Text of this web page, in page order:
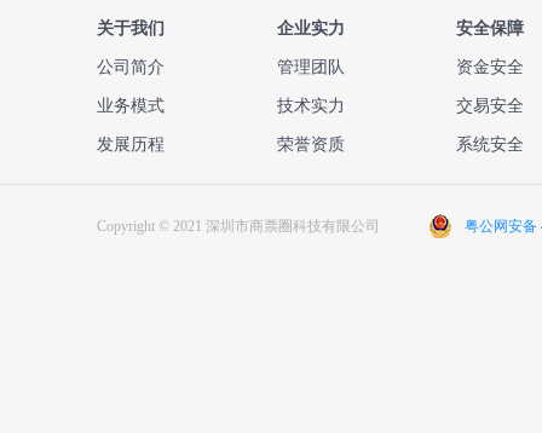
关于我们
公司简介
业务模式
发展历程
企业实力
管理团队
技术实力
荣誉资质
安全保障
资金安全
交易安全
系统安全
Copyright © 2021 深圳市商票圈科技有限公司 粤公网安备